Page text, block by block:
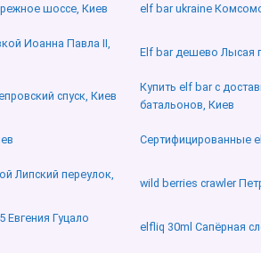
шоссе, Киев elf bar ukraine
Иоанна Павла ІІ,
Elf bar дешево Лысая
спуск, Киев
Купить elf bar с
батальонов, Киев
Сертифицированные
Липский переулок,
wild berries crawler
Евгения Гуцало
elfliq 30ml Сапёрная